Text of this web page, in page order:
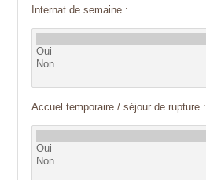
Internat de semaine :
Accuel temporaire / séjour de rupture :